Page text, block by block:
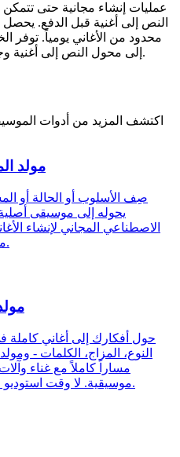
النص إلى أغنية قبل الدفع.
محدود من الأغاني يومياً. توفر
إلى محول النص إلى أغنية وجودة صوتية أعلى وميزات إضافية.
اكتشف المزيد من أدوات
مولد
صِف الأسلوب أو الحالة أو
يحوله إلى موسيقى
الاصطناعي المجاني لإنشاء
من دون تسجيل أو خبرة في الإنتاج.
النوع، المزاج، الكلمات -
مساراً كاملاً مع غناء
موسيقية. لا وقت استوديو مكلف. فقط إبداعك ووصف نصي.